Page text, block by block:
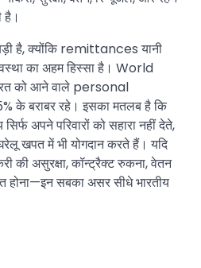
है।
है, क्योंकि remittances यानी
का अहम हिस्सा है। World
को आने वाले personal
बराबर रहे। इसका मतलब है कि
अपने परिवारों को सहारा नहीं देते,
खपत में भी योगदान करते हैं। यदि
की असुरक्षा, कॉन्ट्रैक्ट रुकना, वेतन
होना—इन सबका असर सीधे भारतीय